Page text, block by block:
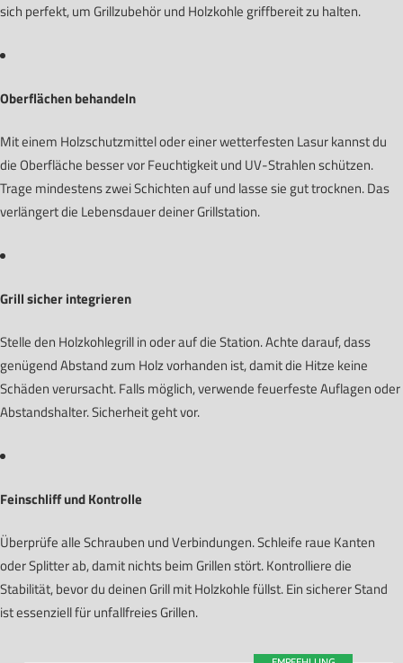
sich perfekt, um Grillzubehör und Holzkohle griffbereit zu halten.
Oberflächen behandeln
Mit einem Holzschutzmittel oder einer wetterfesten Lasur kannst du
die Oberfläche besser vor Feuchtigkeit und UV-Strahlen schützen.
Trage mindestens zwei Schichten auf und lasse sie gut trocknen. Das
verlängert die Lebensdauer deiner Grillstation.
Grill sicher integrieren
Stelle den Holzkohlegrill in oder auf die Station. Achte darauf, dass
genügend Abstand zum Holz vorhanden ist, damit die Hitze keine
Schäden verursacht. Falls möglich, verwende feuerfeste Auflagen oder
Abstandshalter. Sicherheit geht vor.
Feinschliff und Kontrolle
Überprüfe alle Schrauben und Verbindungen. Schleife raue Kanten
oder Splitter ab, damit nichts beim Grillen stört. Kontrolliere die
Stabilität, bevor du deinen Grill mit Holzkohle füllst. Ein sicherer Stand
ist essenziell für unfallfreies Grillen.